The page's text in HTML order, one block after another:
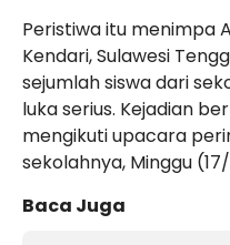
Peristiwa itu menimpa
Kendari, Sulawesi
sejumlah siswa dari
luka serius. Kejadian
mengikuti upacara
sekolahnya, Minggu
Baca Juga